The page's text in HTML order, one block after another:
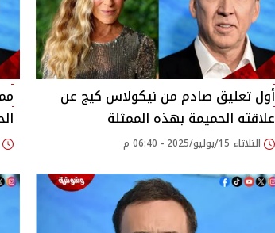
أول تعليق صادم من نيكولاس كيج عن
علاقته الحميمة بهذه الممثلة
الثلاثاء 15/يوليو/2025 - 06:40 م